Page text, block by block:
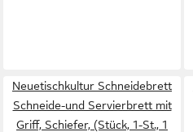
Neuetischkultur Schneidebrett
Schneide-und Servierbrett mit
Griff, Schiefer, (Stück, 1-St., 1